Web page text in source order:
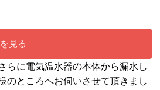
見る
らに電気温水器の本体から漏水し
のところへお伺いさせて頂きまし